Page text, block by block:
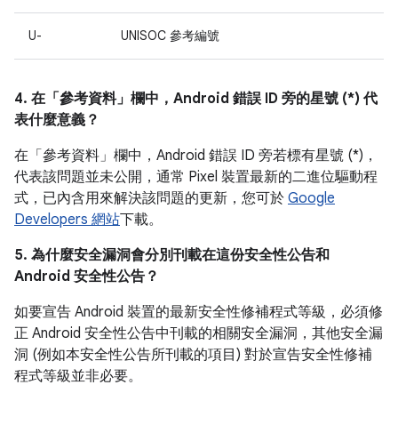
U- UNISOC 參考編號
4. 在「參考資料」 欄中，Android 錯誤 ID 旁的星號 (*) 代
表什麼意義？
在「參考資料」 欄中，Android 錯誤 ID 旁若標有星號 (*)，
代表該問題並未公開，通常 Pixel 裝置最新的二進位驅動程
式，已內含用來解決該問題的更新，您可於 Google
Developers 網站下載。
5. 為什麼安全漏洞會分別刊載在這份安全性公告和
Android 安全性公告？
如要宣告 Android 裝置的最新安全性修補程式等級，必須修
正 Android 安全性公告中刊載的相關安全漏洞，其他安全漏
洞 (例如本安全性公告所刊載的項目) 對於宣告安全性修補
程式等級並非必要。